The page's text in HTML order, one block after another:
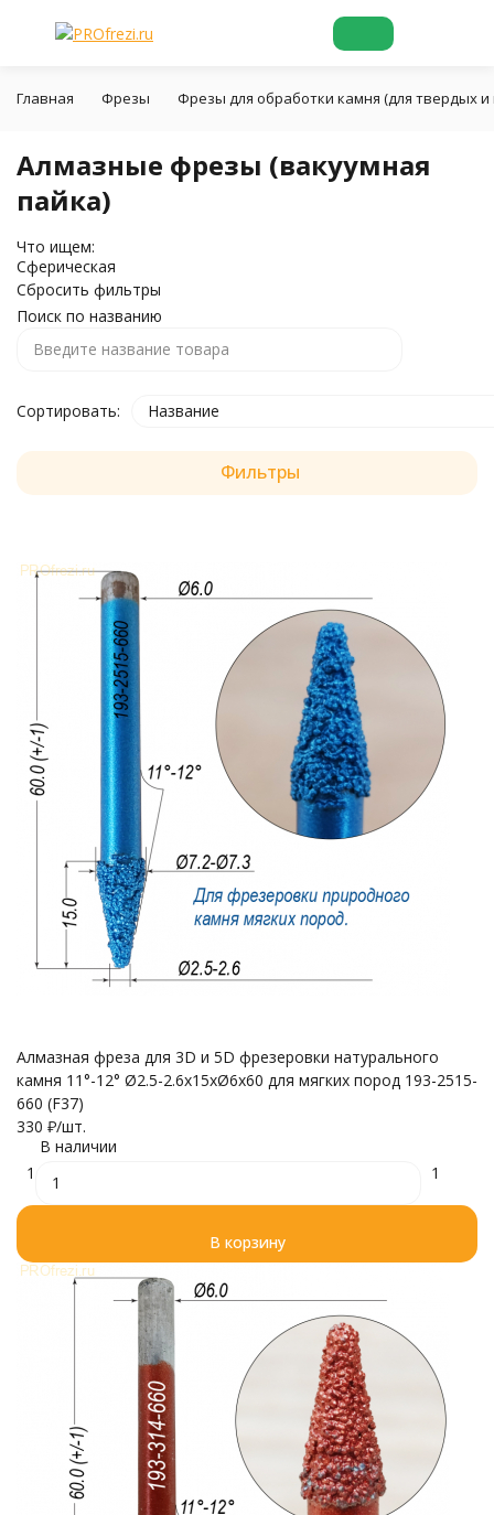
Главная Фрезы Фрезы для обработки камня (для твердых и
Алмазные фрезы (вакуумная
пайка)
Что ищем:
Сферическая
Сбросить фильтры
Поиск по названию
Сортировать: Название
Фильтры
Алмазная фреза для 3D и 5D фрезеровки натурального
камня 11°-12° Ø2.5-2.6x15xØ6x60 для мягких пород 193-2515-
660 (F37)
330 ₽/шт.
В наличии
1
1
В корзину